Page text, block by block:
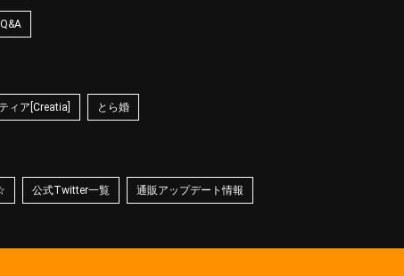
Q&A
ィア[Creatia] とら婚
公式Twitter一覧 通販アップデート情報